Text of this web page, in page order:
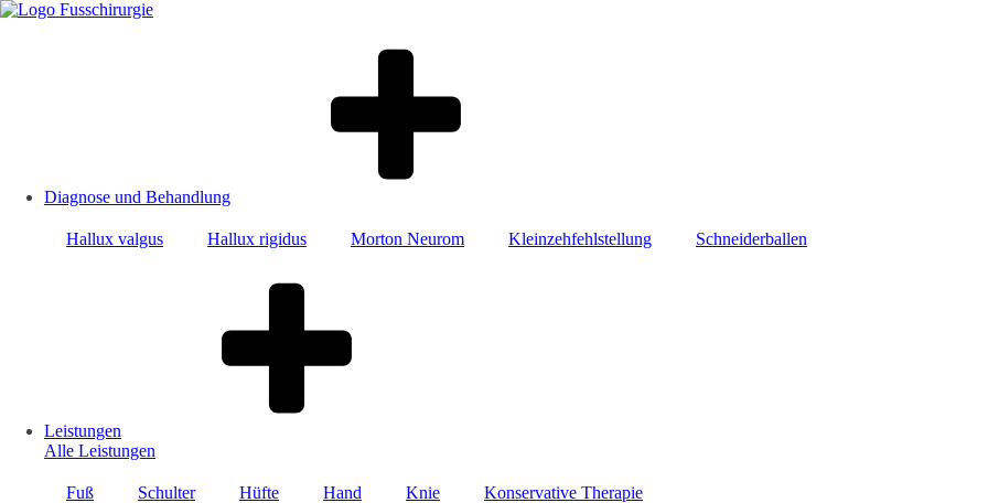
Diagnose und Behandlung
Hallux valgus Hallux rigidus Morton Neurom Kleinzehfehlstellung Schneiderballen
Leistungen
Alle Leistungen
Fuß Schulter Hüfte Hand Knie Konservative Therapie